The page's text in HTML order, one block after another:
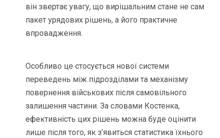
він звертає увагу, що вирішальним стане не сам
пакет урядових рішень, а його практичне
впровадження.
Особливо це стосується нової системи
переведень між підрозділами та механізму
повернення військових після самовільного
залишення частини. За словами Костенка,
ефективність цих рішень можна буде оцінити
лише після того, як з’явиться статистика їхнього